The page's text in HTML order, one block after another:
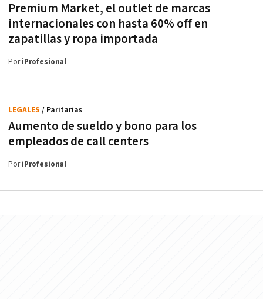
Premium Market, el outlet de marcas
internacionales con hasta 60% off en
zapatillas y ropa importada
PoriProfesional
Aumento de sueldo y bono para los
empleados de call centers
LEGALES / Paritarias
PoriProfesional